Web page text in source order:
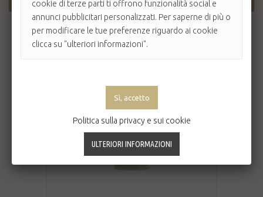
cookie di terze parti ti offrono funzionalità social e
annunci pubblicitari personalizzati. Per saperne di più o
per modificare le tue preferenze riguardo ai cookie
clicca su "ulteriori informazioni".
Politica sulla privacy e sui cookie